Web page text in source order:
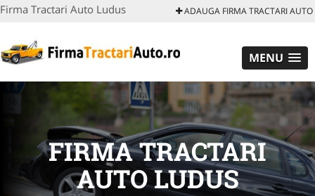
Firma Tractari Auto Ludus ADAUGA FIRMA TRACTARI AUTO
MENU
FIRMA TRACTARI
AUTO LUDUS